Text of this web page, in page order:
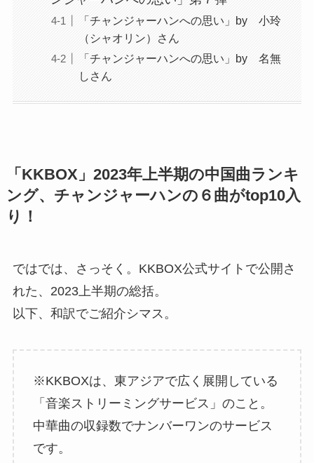
「チャンジャーハンへの思い」by 小玲
（シャオリン）さん
「チャンジャーハンへの思い」by 名無
しさん
「KKBOX」2023年上半期の中国曲ランキ
ング、チャンジャーハンの６曲がtop10入
り！
ではでは、さっそく。KKBOX公式サイトで公開さ
れた、2023上半期の総括。
以下、和訳でご紹介シマス。
※KKBOXは、東アジアで広く展開している
「音楽ストリーミングサービス」のこと。
中華曲の収録数でナンバーワンのサービス
です。